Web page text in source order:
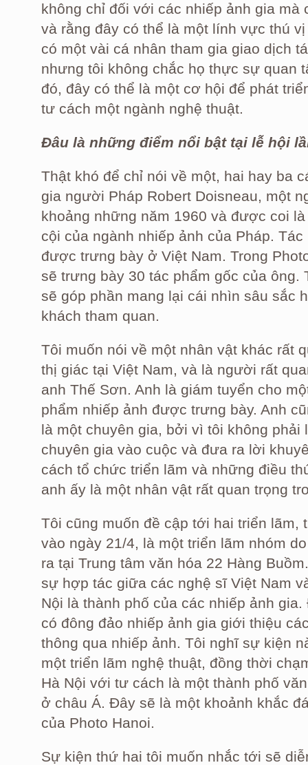
không chỉ đối với các nhiếp ảnh gia
và rằng đây có thể là một lính vực thú
có một vài cá nhân tham gia giao dịch
nhưng tôi không chắc họ thực sự quan
đó, đây có thể là một cơ hội để phát
tư cách một ngành nghệ thuật.
Đâu là những điểm nổi bật tại lễ hội
Thật khó để chỉ nói về một, hai hay ba
gia người Pháp Robert Doisneau, một
khoảng những năm 1960 và được coi
cội của ngành nhiếp ảnh của Pháp.
được trưng bày ở Việt Nam. Trong
sẽ trưng bày 30 tác phẩm gốc của ông.
sẽ góp phần mang lại cái nhìn sâu sắc
khách tham quan.
Tôi muốn nói về một nhân vật khác rất
thị giác tại Việt Nam, và là người rất
anh Thế Sơn. Anh là giám tuyển cho
phẩm nhiếp ảnh được trưng bày. Anh
là một chuyên gia, bởi vì tôi không phải
chuyên gia vào cuộc và đưa ra lời
cách tổ chức triển lãm và những điều
anh ấy là một nhân vật rất quan trọng
Tôi cũng muốn đề cập tới hai triển lãm,
vào ngày 21/4, là một triển lãm nhóm
ra tại Trung tâm văn hóa 22 Hàng
sự hợp tác giữa các nghệ sĩ Việt Nam
Nội là thành phố của các nhiếp ảnh
có đông đảo nhiếp ảnh gia giới thiệu
thông qua nhiếp ảnh. Tôi nghĩ sự kiện
một triển lãm nghệ thuật, đồng thời
Hà Nội với tư cách là một thành phố
ở châu Á. Đây sẽ là một khoảnh khắc
của Photo Hanoi.
Sự kiện thứ hai tôi muốn nhắc tới sẽ